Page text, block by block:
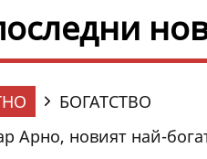
БОГАТСТВО
Арно, новият най-